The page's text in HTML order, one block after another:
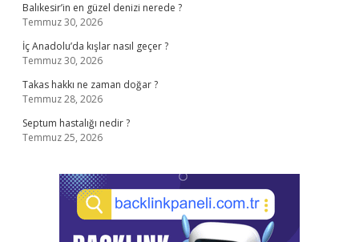
Balıkesir’in en güzel denizi nerede ?
Temmuz 30, 2026
İç Anadolu’da kışlar nasıl geçer ?
Temmuz 30, 2026
Takas hakkı ne zaman doğar ?
Temmuz 28, 2026
Septum hastalığı nedir ?
Temmuz 25, 2026